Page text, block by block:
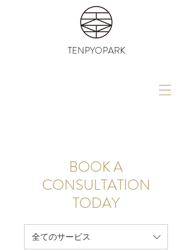
TENPYOPARK
BOOK A
CONSULTATION
TODAY
全てのサービス